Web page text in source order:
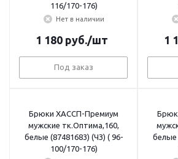
116/170-176)
Нет в наличии
1 180руб./шт
Под заказ
1
Брюки ХАССП-Премиум
мужские тк.Оптима,160,
белые (87481683) (ЧЗ) ( 96-
100/170-176)
белые